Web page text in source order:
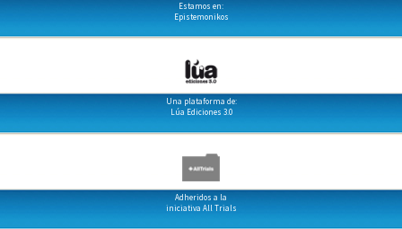
Estamos en:
Epistemonikos
Una plataforma de:
Lúa Ediciones 3.0
Adheridos a la
iniciativa All Trials